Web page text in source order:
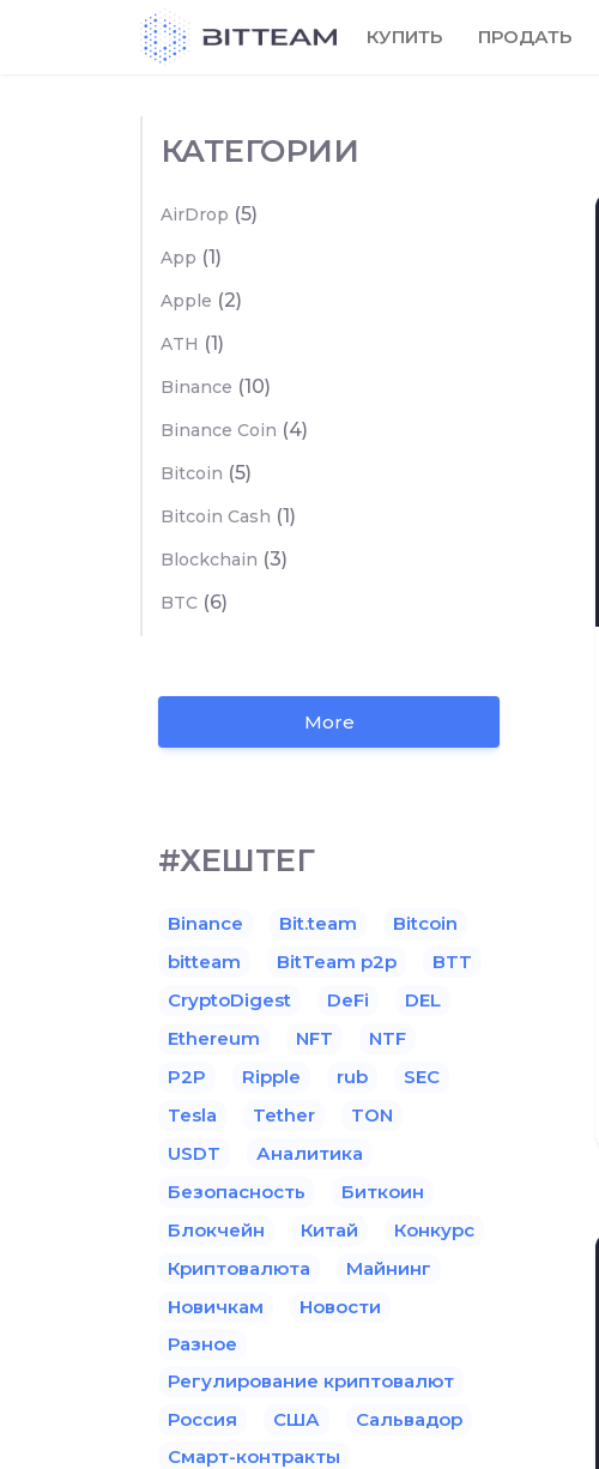
КУПИТЬ ПРОДАТЬ
КАТЕГОРИИ
AirDrop (5)
App (1)
Apple (2)
ATH (1)
Binance (10)
Binance Coin (4)
Bitcoin (5)
Bitcoin Cash (1)
Blockchain (3)
BTC (6)
More
#ХЕШТЕГ
Binance Bit.team
Bitcoin
bitteam
BitTeam p2p
BTT
CryptoDigest
DeFi
DEL
Ethereum
NFT
NTF
P2P
Ripple rub
SEC
Tesla
Tether
TON
USDT
Аналитика
Безопасность
Биткоин
Блокчейн
Китай
Конкурс
Криптовалюта
Майнинг
Новичкам
Новости
Разное
Регулирование криптовалют
Россия
США
Сальвадор
Смарт-контракты